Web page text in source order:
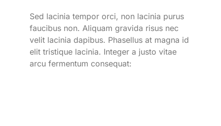
Sed lacinia tempor orci, non lacinia purus
faucibus non. Aliquam gravida risus nec
velit lacinia dapibus. Phasellus at magna id
elit tristique lacinia. Integer a justo vitae
arcu fermentum consequat: